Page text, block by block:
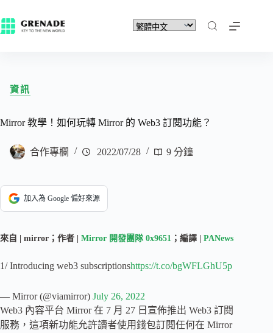
資訊
Mirror 教學！如何玩轉 Mirror 的 Web3 訂閱功能？
合作專欄 2022/07/28 9 分鐘
加入為 Google 偏好來源
來自 | mirror；作者 | Mirror 開發團隊 0x9651 ；編譯 | PANews
1/ Introducing web3 subscriptionshttps://t.co/bgWFLGhU5p
— Mirror (@viamirror) July 26, 2022
Web3 內容平台 Mirror 在 7 月 27 日宣佈推出 Web3 訂閱
服務，這項新功能允許讀者使用錢包訂閱任何在 Mirror